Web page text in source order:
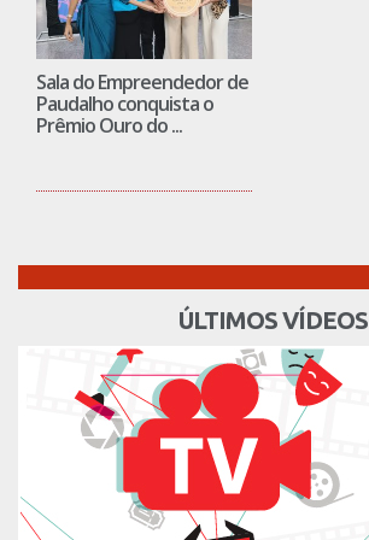
Sala do Empreendedor de
Paudalho conquista o
Prêmio Ouro do ...
ÚLTIMOS VÍDEOS